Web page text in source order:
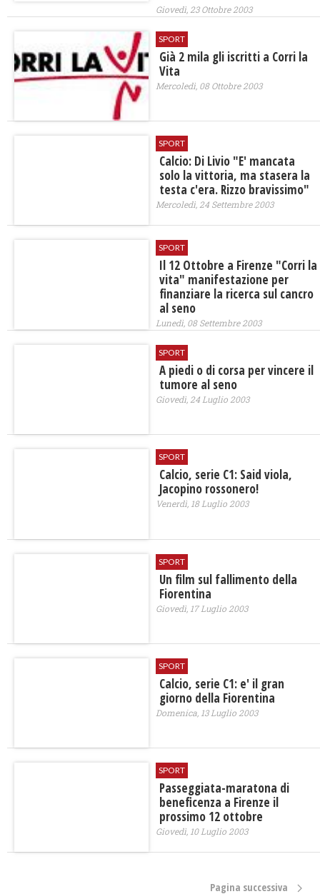
Giovedì, 23 Ottobre 2003
SPORT
Già 2 mila gli iscritti a Corri la
Vita
Mercoledì, 08 Ottobre 2003
SPORT
Calcio: Di Livio "E' mancata
solo la vittoria, ma stasera la
testa c'era. Rizzo bravissimo"
Mercoledì, 24 Settembre 2003
SPORT
Il 12 Ottobre a Firenze "Corri la
vita" manifestazione per
finanziare la ricerca sul cancro
al seno
Lunedì, 08 Settembre 2003
SPORT
A piedi o di corsa per vincere il
tumore al seno
Giovedì, 24 Luglio 2003
SPORT
Calcio, serie C1: Said viola,
Jacopino rossonero!
Venerdì, 18 Luglio 2003
SPORT
Un film sul fallimento della
Fiorentina
Giovedì, 17 Luglio 2003
SPORT
Calcio, serie C1: e' il gran
giorno della Fiorentina
Domenica, 13 Luglio 2003
SPORT
Passeggiata-maratona di
beneficenza a Firenze il
prossimo 12 ottobre
Giovedì, 10 Luglio 2003
Pagina successiva